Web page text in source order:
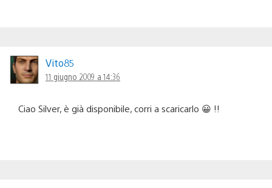
Vito85
11 giugno 2009 a 14:36
Ciao Silver, è già disponibile, corri a scaricarlo 😀 !!